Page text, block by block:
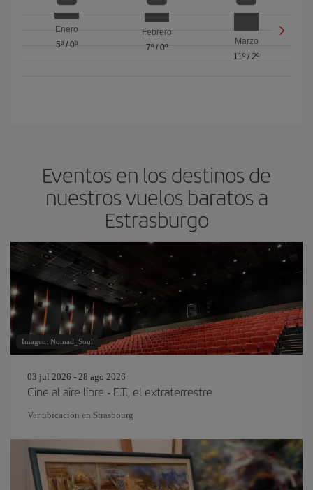
Enero
5º/ 0º
Febrero
7º/ 0º
Marzo
11º /2º
Eventos en los destinos de
nuestros vuelos baratos a
Estrasburgo
Imagen: Nomad_Soul
03 jul 2026 - 28 ago 2026
Cine al aire libre - E.T., el extraterrestre
Ver ubicación en Strasbourg